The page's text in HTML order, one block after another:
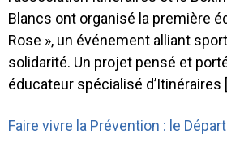
Blancs ont organisé la première
Rose », un événement alliant
solidarité. Un projet pensé et
éducateur spécialisé d’Itinéraires
Faire vivre la Prévention : le